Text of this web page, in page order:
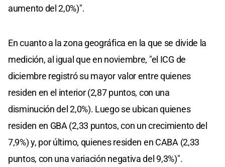
aumento del 2,0%)".
En cuanto a la zona geográfica en la que se divide la
medición, al igual que en noviembre, "el ICG de
diciembre registró su mayor valor entre quienes
residen en el interior (2,87 puntos, con una
disminución del 2,0%). Luego se ubican quienes
residen en GBA (2,33 puntos, con un crecimiento del
7,9%) y, por último, quienes residen en CABA (2,33
puntos, con una variación negativa del 9,3%)".